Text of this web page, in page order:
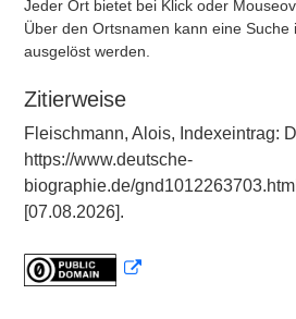
Jeder Ort bietet bei Klick oder
Über den Ortsnamen kann eine Suche
ausgelöst werden.
Zitierweise
Fleischmann, Alois, Indexeintrag:
https://www.deutsche-
biographie.de/
[07.08.2026].